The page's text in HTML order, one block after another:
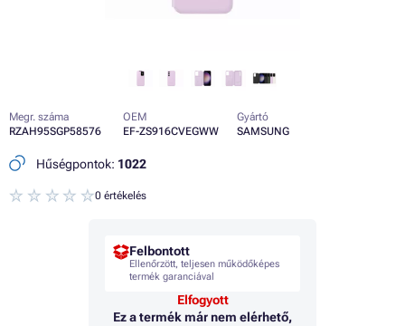
Megr. száma
RZAH95SGP58576
OEM
EF-ZS916CVEGWW
Gyártó
SAMSUNG
Hűségpontok: 1022
0 értékelés
Felbontott
Ellenőrzött, teljesen működőképes
termék garanciával
Elfogyott
Ez a termék már nem elérhető,